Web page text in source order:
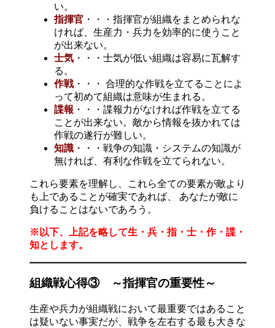
い。
指揮官 ・・・指揮官が組織をまとめられな
ければ、生産力・兵力を効率的に使うこと
が出来ない。
士気 ・・・士気が低い組織は容易に瓦解す
る。
作戦・・・ 合理的な作戦を立てることによ
って初めて組織は意味が生まれる。
諜報 ・・・諜報力がなければ作戦を立てる
ことが出来ない。敵から情報を抜かれては
作戦の遂行が難しい。
知識 ・・・戦争の知識・システムの知識が
無ければ、有利な作戦を立てられない。
これら要素を理解し、これら全ての要素が敵より
も上であることが確実であれば、 あなたが敵に
負けることはないであろう。
※以下、上記を略して生・兵・指・士・作・諜・
知とします。
組織戦心得③ ～指揮官の重要性～
生産や兵力が組織戦において最重要ではあること
は疑いない事実だが、戦争を左右する最も大きな